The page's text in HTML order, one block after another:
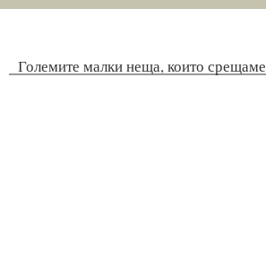
Големите малки неща, които срещаме